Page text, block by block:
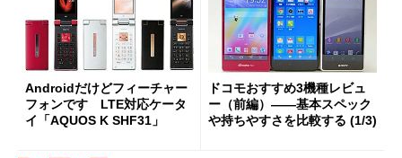
Androidだけどフィーチャー
フォンです LTE対応ケータ
イ「AQUOS K SHF31」
ドコモおすすめ3機種レビュ
ー（前編）――基本スペック
や持ちやすさを比較する (1/3)